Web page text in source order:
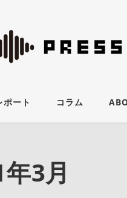
ポート コラム
3月